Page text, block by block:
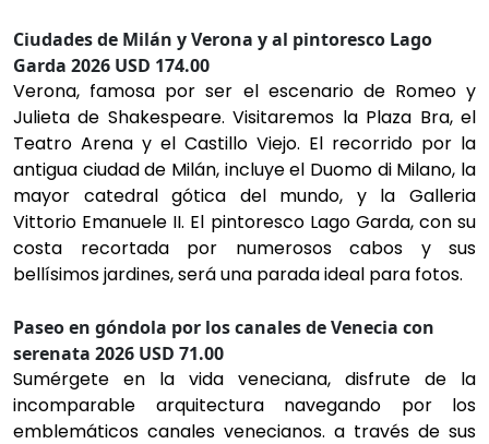
Ciudades de Milán y Verona y al pintoresco Lago
Garda 2026 USD 174.00
Verona, famosa por ser el escenario de Romeo y
Julieta de Shakespeare. Visitaremos la Plaza Bra, el
Teatro Arena y el Castillo Viejo. El recorrido por la
antigua ciudad de Milán, incluye el Duomo di Milano, la
mayor catedral gótica del mundo, y la Galleria
Vittorio Emanuele II. El pintoresco Lago Garda, con su
costa recortada por numerosos cabos y sus
bellísimos jardines, será una parada ideal para fotos.
Paseo en góndola por los canales de Venecia con
serenata 2026 USD 71.00
Sumérgete en la vida veneciana, disfrute de la
incomparable arquitectura navegando por los
emblemáticos canales venecianos. a través de sus